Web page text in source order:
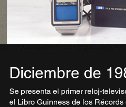
Diciembre de
Se presenta el primer reloj-
el Libro Guinness de los Récords